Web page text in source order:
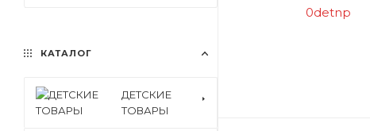
КАТАЛОГ
ДЕТСКИЕ
ТОВАРЫ